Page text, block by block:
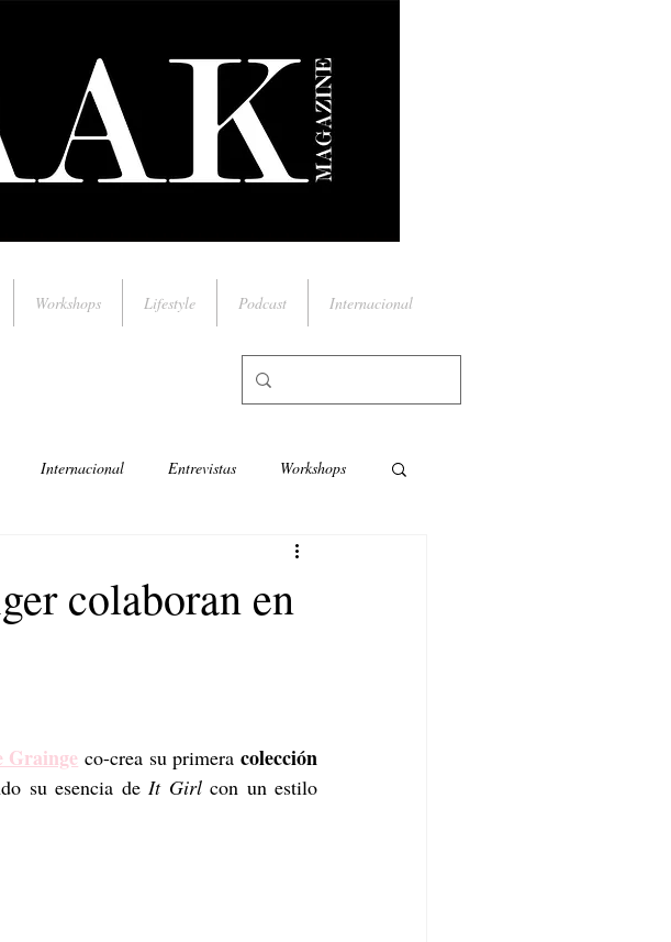
Workshops Lifestyle Podcast Internacional
Internacional Entrevistas Workshops
colaboran en
Grainge co-crea su primera colección
su esencia de It Girl con un estilo